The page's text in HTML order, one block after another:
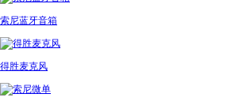
索尼蓝牙音箱
得胜麦克风